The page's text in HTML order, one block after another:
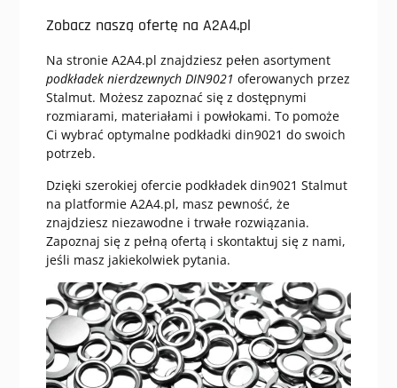
Zobacz naszą ofertę na A2A4.pl
Na stronie A2A4.pl znajdziesz pełen asortyment
podkładek nierdzewnych DIN9021 oferowanych przez
Stalmut. Możesz zapoznać się z dostępnymi
rozmiarami, materiałami i powłokami. To pomoże
Ci wybrać optymalne podkładki din9021 do swoich
potrzeb.
Dzięki szerokiej ofercie podkładek din9021 Stalmut
na platformie A2A4.pl, masz pewność, że
znajdziesz niezawodne i trwałe rozwiązania.
Zapoznaj się z pełną ofertą i skontaktuj się z nami,
jeśli masz jakiekolwiek pytania.